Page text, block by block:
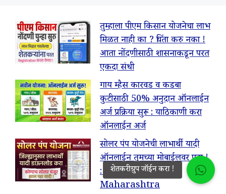
तुम्हाला पीएम किसान योजनेचा लाभ
मिळत नाही का ? चिंता करु नका !
आता नोंदणीसाठी शासनाकडून परत
एकदा संधी
गाय म्हैस कारवड व कडबा
कुटीसाठी 50% अनुदान ऑनलाईन
अर्ज प्रक्रिया सुरू : याठिकाणी करा
ऑनलाईन अर्ज
सोलर पंप योजनेची लाभार्थी यादी
ऑनलाईन तुमच्या मोबाईलवर पहा !
: Solar Pump List
Maharashtra